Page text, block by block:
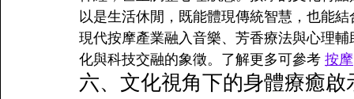
以是生活休閒，既能體現傳統智慧，也能
現代按摩產業融入音樂、芳香療法與心理
化與科技交融的象徵。了解更多可參考 按摩
六、文化視角下的身體療癒啟